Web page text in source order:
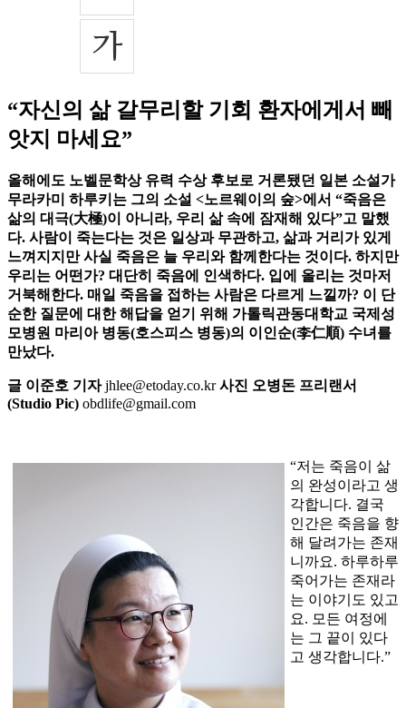
“자신의 삶 갈무리할 기회 환자에게서 빼
앗지 마세요”
올해에도 노벨문학상 유력 수상 후보로 거론됐던 일본 소설가
무라카미 하루키는 그의 소설 <노르웨이의 숲>에서 “죽음은
삶의 대극(大極)이 아니라, 우리 삶 속에 잠재해 있다”고 말했
다. 사람이 죽는다는 것은 일상과 무관하고, 삶과 거리가 있게
느껴지지만 사실 죽음은 늘 우리와 함께한다는 것이다. 하지만
우리는 어떤가? 대단히 죽음에 인색하다. 입에 올리는 것마저
거북해한다. 매일 죽음을 접하는 사람은 다르게 느낄까? 이 단
순한 질문에 대한 해답을 얻기 위해 가톨릭관동대학교 국제성
모병원 마리아 병동(호스피스 병동)의 이인순(李仁順) 수녀를
만났다.
글 이준호 기자jhlee@etoday.co.kr사진 오병돈 프리랜서
(Studio Pic) obdlife@gmail.com
“저는 죽음이 삶
의 완성이라고 생
각합니다. 결국
인간은 죽음을 향
해 달려가는 존재
니까요. 하루하루
죽어가는 존재라
는 이야기도 있고
요. 모든 여정에
는 그 끝이 있다
고 생각합니다.”